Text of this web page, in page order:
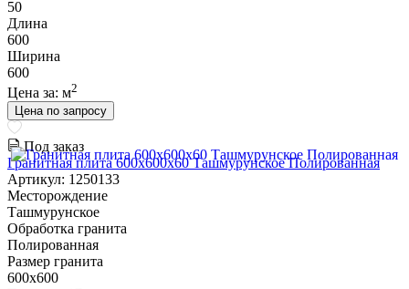
50
Длина
600
Ширина
600
Цена за: м2
Цена по запросу
Под заказ
Гранитная плита 600х600x60 Ташмурунское Полированная
Артикул: 1250133
Месторождение
Ташмурунское
Обработка гранита
Полированная
Размер гранита
600х600